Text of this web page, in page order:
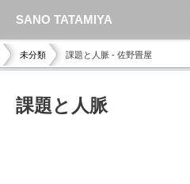
未分類 課題と人脈 - 佐野畳屋
課題と人脈
SANO TATAMIYA